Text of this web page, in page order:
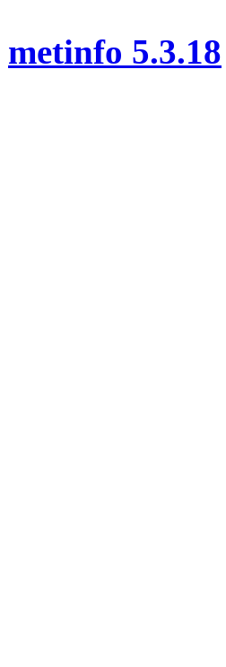
metinfo 5.3.18